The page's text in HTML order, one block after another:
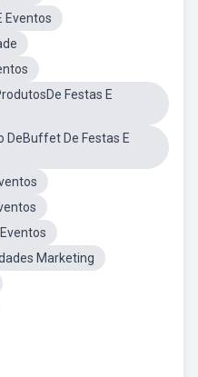
Eventos
Festas E
DeBuffet De Festas E
Marketing